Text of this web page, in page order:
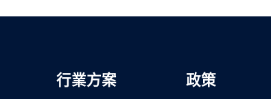
行業方案 政策